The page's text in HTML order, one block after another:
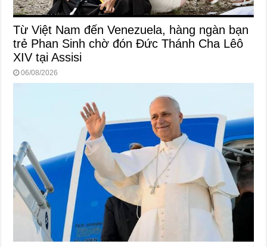
Từ Việt Nam đến Venezuela, hàng ngàn bạn
trẻ Phan Sinh chờ đón Đức Thánh Cha Lêô
XIV tại Assisi
06/08/2026